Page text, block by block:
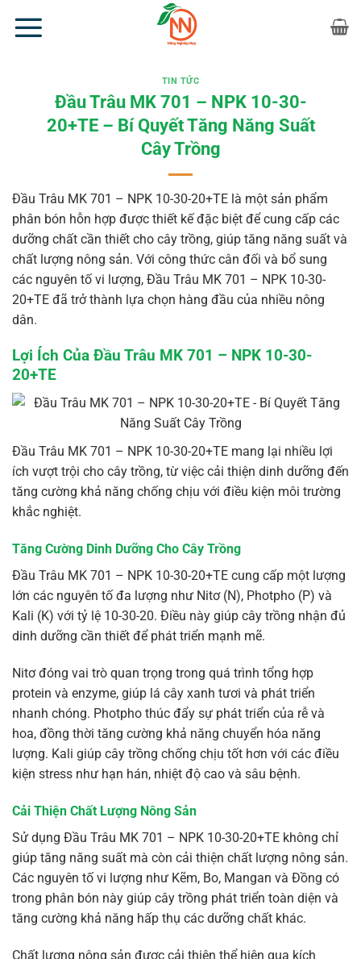
qua
TIN TỨC
Đầu Trâu MK 701 – NPK 10-30-
20+TE – Bí Quyết Tăng Năng Suất
Cây Trồng
Đầu Trâu MK 701 – NPK 10-30-20+TE là một sản phẩm
phân bón hỗn hợp được thiết kế đặc biệt để cung cấp các
dưỡng chất cần thiết cho cây trồng, giúp tăng năng suất và
chất lượng nông sản. Với công thức cân đối và bổ sung
các nguyên tố vi lượng, Đầu Trâu MK 701 – NPK 10-30-
20+TE đã trở thành lựa chọn hàng đầu của nhiều nông
dân.
Lợi Ích Của Đầu Trâu MK 701 – NPK 10-30-
20+TE
Đầu Trâu MK 701 – NPK 10-30-20+TE mang lại nhiều lợi
ích vượt trội cho cây trồng, từ việc cải thiện dinh dưỡng đến
tăng cường khả năng chống chịu với điều kiện môi trường
khắc nghiệt.
Tăng Cường Dinh Dưỡng Cho Cây Trồng
Đầu Trâu MK 701 – NPK 10-30-20+TE cung cấp một lượng
lớn các nguyên tố đa lượng như Nitơ (N), Photpho (P) và
Kali (K) với tỷ lệ 10-30-20. Điều này giúp cây trồng nhận đủ
dinh dưỡng cần thiết để phát triển mạnh mẽ.
Nitơ đóng vai trò quan trọng trong quá trình tổng hợp
protein và enzyme, giúp lá cây xanh tươi và phát triển
nhanh chóng. Photpho thúc đẩy sự phát triển của rễ và
hoa, đồng thời tăng cường khả năng chuyển hóa năng
lượng. Kali giúp cây trồng chống chịu tốt hơn với các điều
kiện stress như hạn hán, nhiệt độ cao và sâu bệnh.
Cải Thiện Chất Lượng Nông Sản
Sử dụng Đầu Trâu MK 701 – NPK 10-30-20+TE không chỉ
giúp tăng năng suất mà còn cải thiện chất lượng nông sản.
Các nguyên tố vi lượng như Kẽm, Bo, Mangan và Đồng có
trong phân bón này giúp cây trồng phát triển toàn diện và
tăng cường khả năng hấp thụ các dưỡng chất khác.
Chất lượng nông sản được cải thiện thể hiện qua kích